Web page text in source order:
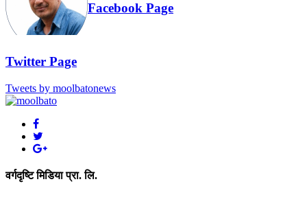
Facebook Page
Twitter Page
Tweets by moolbatonews
वर्गदृष्टि मिडिया प्रा. लि.